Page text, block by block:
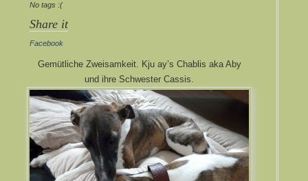
No tags :(
Share it
Facebook
Gemütliche Zweisamkeit. Kju ay’s Chablis aka Aby
und ihre Schwester Cassis.